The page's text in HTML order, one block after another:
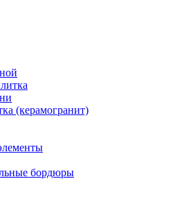
(керамогранит)
бордюры